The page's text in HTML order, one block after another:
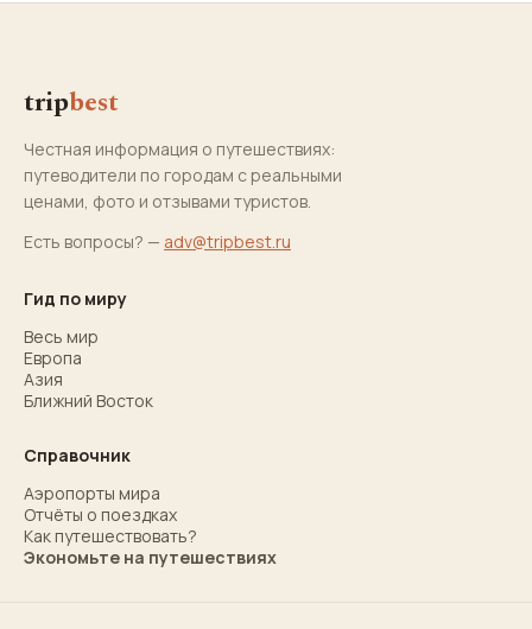
tripbest
Честная информация о путешествиях:
путеводители по городам с реальными
ценами, фото и отзывами туристов.
Есть вопросы? — adv@tripbest.ru
Гид по миру
Весь мир
Европа
Азия
Ближний Восток
Справочник
Аэропорты мира
Отчёты о поездках
Как путешествовать?
Экономьте на путешествиях